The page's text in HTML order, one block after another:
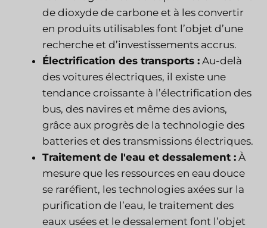
de dioxyde de carbone et à les convertir
en produits utilisables font l’objet d’une
recherche et d’investissements accrus.
Électrification des transports : Au-delà
des voitures électriques, il existe une
tendance croissante à l’électrification des
bus, des navires et même des avions,
grâce aux progrès de la technologie des
batteries et des transmissions électriques.
Traitement de l'eau et dessalement : À
mesure que les ressources en eau douce
se raréfient, les technologies axées sur la
purification de l’eau, le traitement des
eaux usées et le dessalement font l’objet